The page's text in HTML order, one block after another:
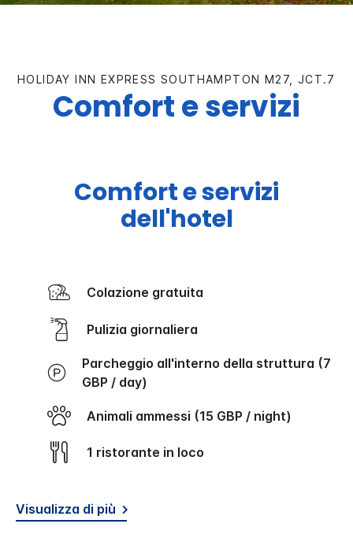
HOLIDAY INN EXPRESS SOUTHAMPTON M27, JCT.7
Comfort e servizi
Comfort e servizi
dell'hotel
Colazione gratuita
Pulizia giornaliera
Parcheggio all'interno della struttura (7
GBP / day)
Animali ammessi (15 GBP / night)
1 ristorante in loco
Visualizza di più